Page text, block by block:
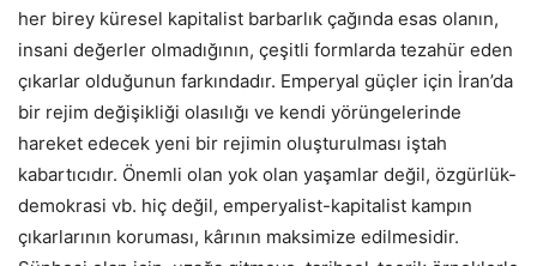
her birey küresel kapitalist barbarlık çağında esas olanın,
insani değerler olmadığının, çeşitli formlarda tezahür eden
çıkarlar olduğunun farkındadır. Emperyal güçler için İran’da
bir rejim değişikliği olasılığı ve kendi yörüngelerinde
hareket edecek yeni bir rejimin oluşturulması iştah
kabartıcıdır. Önemli olan yok olan yaşamlar değil, özgürlük-
demokrasi vb. hiç değil, emperyalist-kapitalist kampın
çıkarlarının koruması, kârının maksimize edilmesidir.